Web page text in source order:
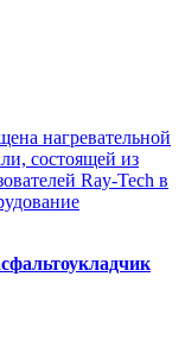
нагревательной
состоящей из
Ray-Tech в